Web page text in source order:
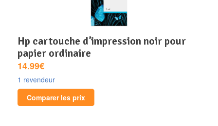
hp cartouche d’impression noir pour
papier ordinaire
14.99€
1 revendeur
Comparer les prix